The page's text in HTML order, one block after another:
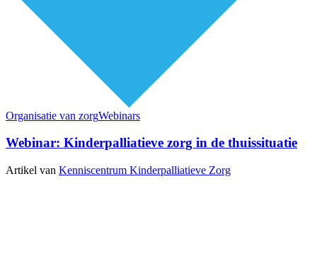
Organisatie van zorgWebinars
Webinar: Kinderpalliatieve zorg in de thuissituatie
Artikel van Kenniscentrum Kinderpalliatieve Zorg